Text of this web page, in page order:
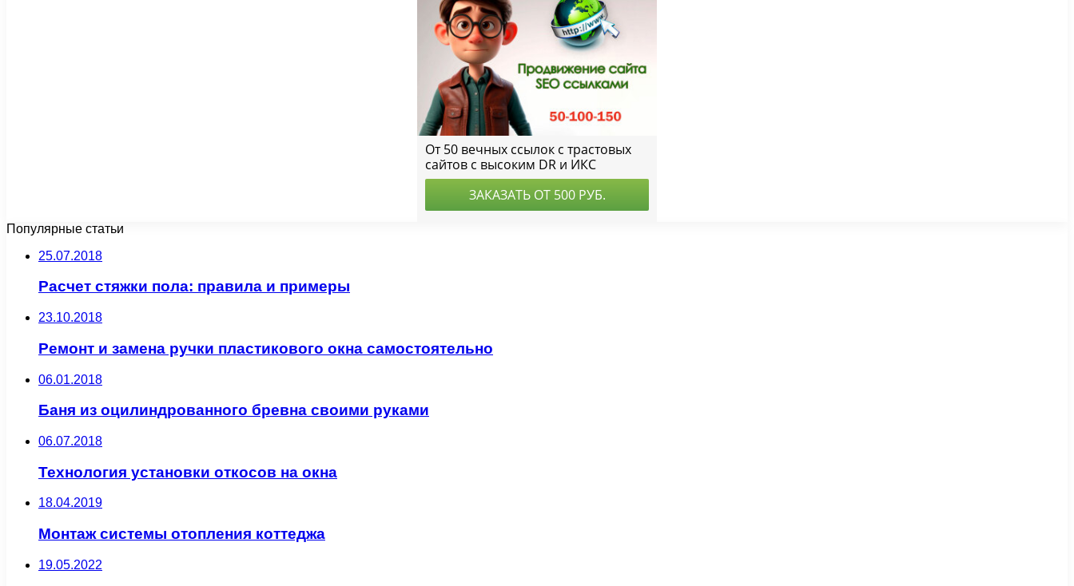
Популярные статьи
25.07.2018
Расчет стяжки пола: правила и примеры
23.10.2018
Ремонт и замена ручки пластикового окна самостоятельно
06.01.2018
Баня из оцилиндрованного бревна своими руками
06.07.2018
Технология установки откосов на окна
18.04.2019
Монтаж системы отопления коттеджа
19.05.2022